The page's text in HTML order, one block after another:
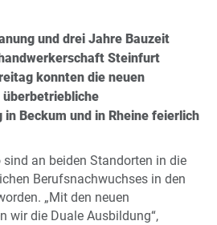
und drei Jahre Bauzeit
Steinfurt
konnten die neuen
Beckum und in Rheine feierlich
an beiden Standorten in die
Berufsnachwuchses in den
„Mit den neuen
wir die Duale Ausbildung“,